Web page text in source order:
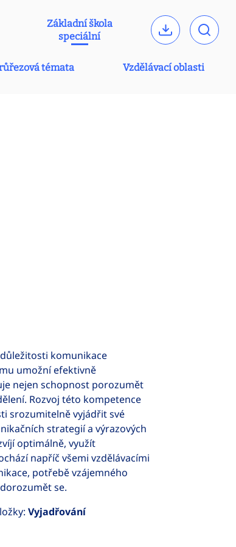
Základní škola
speciální
témata Vzdělávací oblasti
komunikace
umožní efektivně
nejen schopnost porozumět
Rozvoj této kompetence
srozumitelně vyjádřit své
strategií a výrazových
optimálně, využít
napříč všemi vzdělávacími
potřebě vzájemného
se.
Vyjadřování